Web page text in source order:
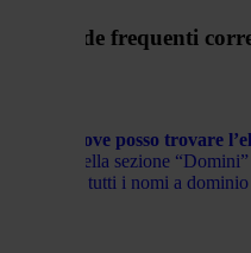
Domande frequenti
Dove posso trovare
Nella sezione
di tutti i nomi a